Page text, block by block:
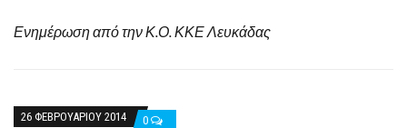
Ενημέρωση από την Κ.Ο. ΚΚΕ Λευκάδας
26 ΦΕΒΡΟΥΑΡΊΟΥ 2014 0